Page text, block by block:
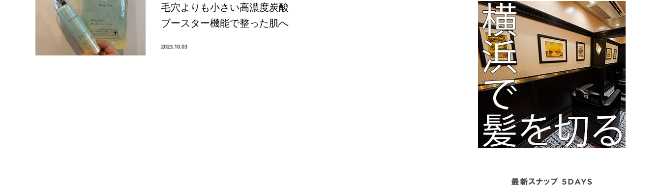
毛穴よりも小さい高濃度炭酸
ブースター機能で整った肌へ
2023.10.03